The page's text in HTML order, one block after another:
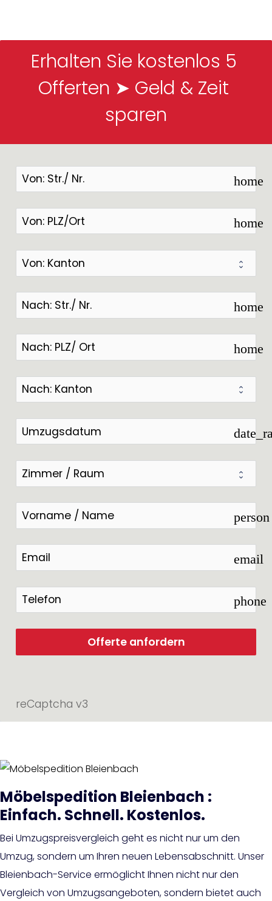
Erhalten Sie kostenlos 5
Offerten ➤ Geld & Zeit
sparen
home
home
home
home
person
email
phone
Offerte anfordern
reCaptcha v3
Möbelspedition Bleienbach :
Einfach. Schnell. Kostenlos.
Bei Umzugspreisvergleich geht es nicht nur um den
Umzug, sondern um Ihren neuen Lebensabschnitt. Unser
Bleienbach-Service ermöglicht Ihnen nicht nur den
Vergleich von Umzugsangeboten, sondern bietet auch